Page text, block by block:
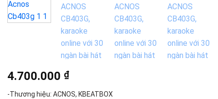
4.700.000 ₫
-Thương hiệu: ACNOS, KBEATBOX